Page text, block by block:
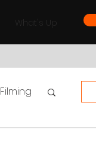
What's Up
Filming